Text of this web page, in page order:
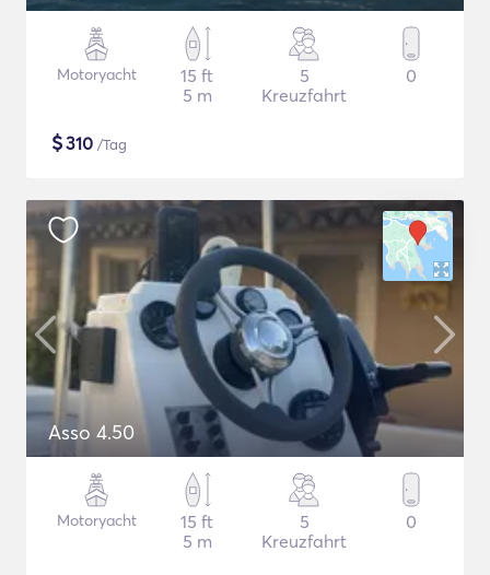
Motoryacht
15 ft
5 m
5
Kreuzfahrt
0
$310 /Tag
Asso 4.50
Motoryacht
15 ft
5 m
5
Kreuzfahrt
0